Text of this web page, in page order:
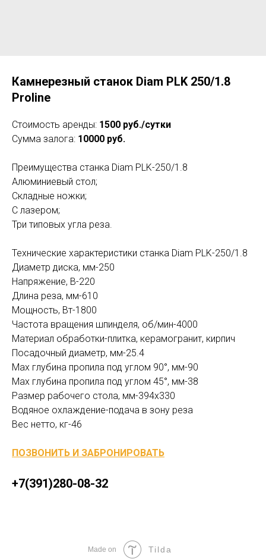
Камнерезный станок Diam PLK 250/1.8
Proline
Стоимость аренды: 1500 руб./сутки
Сумма залога: 10000 руб.
Преимущества станка Diam PLK-250/1.8
Алюминиевый стол;
Складные ножки;
С лазером;
Три типовых угла реза.
Технические характеристики станка Diam PLK-250/1.8
Диаметр диска, мм-250
Напряжение, В-220
Длина реза, мм-610
Мощность, Вт-1800
Частота вращения шпинделя, об/мин-4000
Материал обработки-плитка, керамогранит, кирпич
Посадочный диаметр, мм-25.4
Max глубина пропила под углом 90°, мм-90
Max глубина пропила под углом 45°, мм-38
Размер рабочего стола, мм-394х330
Водяное охлаждение-подача в зону реза
Вес нетто, кг-46
ПОЗВОНИТЬ И ЗАБРОНИРОВАТЬ
+7(391)280-08-32
Made on Tilda